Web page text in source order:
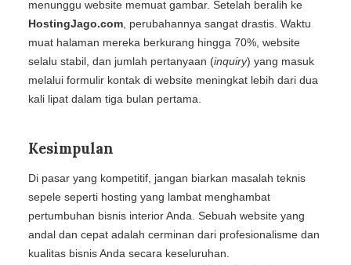
menunggu website memuat gambar. Setelah beralih ke
HostingJago.com, perubahannya sangat drastis. Waktu
muat halaman mereka berkurang hingga 70%, website
selalu stabil, dan jumlah pertanyaan (inquiry) yang masuk
melalui formulir kontak di website meningkat lebih dari dua
kali lipat dalam tiga bulan pertama.
Kesimpulan
Di pasar yang kompetitif, jangan biarkan masalah teknis
sepele seperti hosting yang lambat menghambat
pertumbuhan bisnis interior Anda. Sebuah website yang
andal dan cepat adalah cerminan dari profesionalisme dan
kualitas bisnis Anda secara keseluruhan.